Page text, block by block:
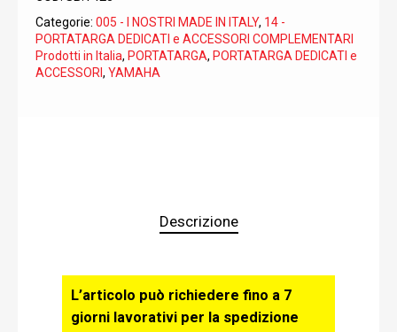
Categorie: 005 - I NOSTRI MADE IN ITALY, 14 -
PORTATARGA DEDICATI e ACCESSORI COMPLEMENTARI
Prodotti in Italia, PORTATARGA, PORTATARGA DEDICATI e
ACCESSORI , YAMAHA
Descrizione
L’articolo può richiedere fino a 7
giorni lavorativi per la spedizione